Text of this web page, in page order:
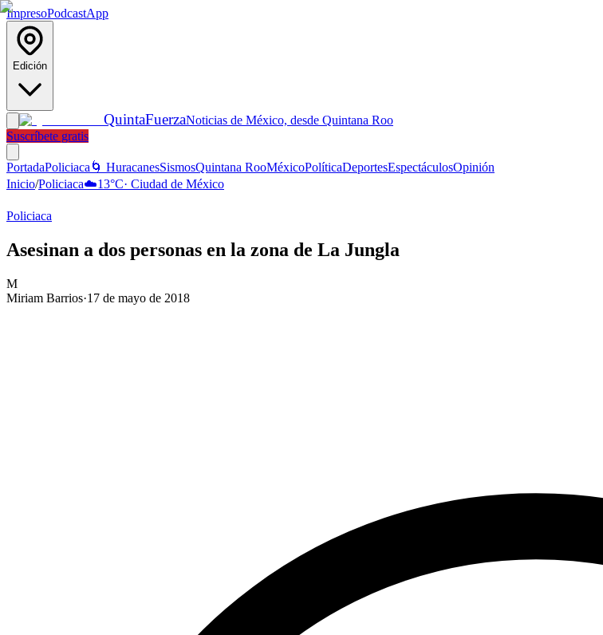
ImpresoPodcastApp
Edición
QuintaFuerzaNoticias de México, desde Quintana Roo
Suscríbete gratis
PortadaPoliciaca 🌀 HuracanesSismosQuintana RooMéxicoPolíticaDeportesEspectáculosOpinión
Inicio/Policiaca☁️13°C· Ciudad de México
Policiaca
Asesinan a dos personas en la zona de La Jungla
M
Miriam Barrios·17 de mayo de 2018